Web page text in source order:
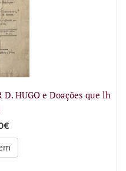
D. HUGO e Doações que lh